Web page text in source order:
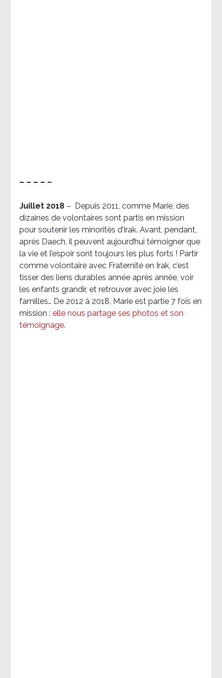
– – – – –
Juillet 2018 –
Depuis 2011, comme Marie, des
dizaines de volontaires sont partis en mission
pour soutenir les minorités d’Irak. Avant, pendant,
après Daech, il peuvent aujourd’hui témoigner que
la vie et l’espoir sont toujours les plus forts ! Partir
comme volontaire avec Fraternité en Irak, c’est
tisser des liens durables année après année, voir
les enfants grandir, et retrouver avec joie les
familles… De 2012 à 2018, Marie est partie 7 fois en
mission : elle nous partage ses photos et son
témoignage.